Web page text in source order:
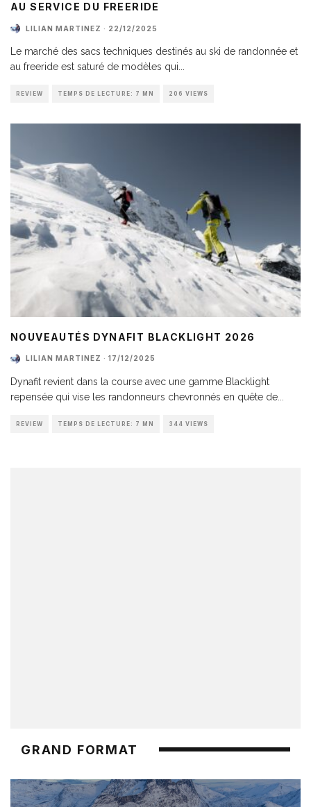
AU SERVICE DU FREERIDE
LILIAN MARTINEZ · 22/12/2025
Le marché des sacs techniques destinés au ski de randonnée et
au freeride est saturé de modèles qui
REVIEW TEMPS DE LECTURE: 7 MN 206 VIEWS
NOUVEAUTÉS DYNAFIT BLACKLIGHT 2026
LILIAN MARTINEZ · 17/12/2025
Dynafit revient dans la course avec une gamme Blacklight
repensée qui vise les randonneurs chevronnés en quête de
REVIEW TEMPS DE LECTURE: 7 MN 344 VIEWS
GRAND FORMAT